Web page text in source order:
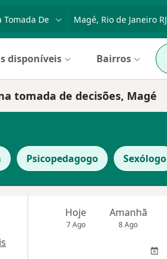
cidade ou região
disponíveis Bairros
tomada de decisões, Magé
Psicopedagogo Sexólogo
Hoje
7 Ago
Amanhã
8 Ago